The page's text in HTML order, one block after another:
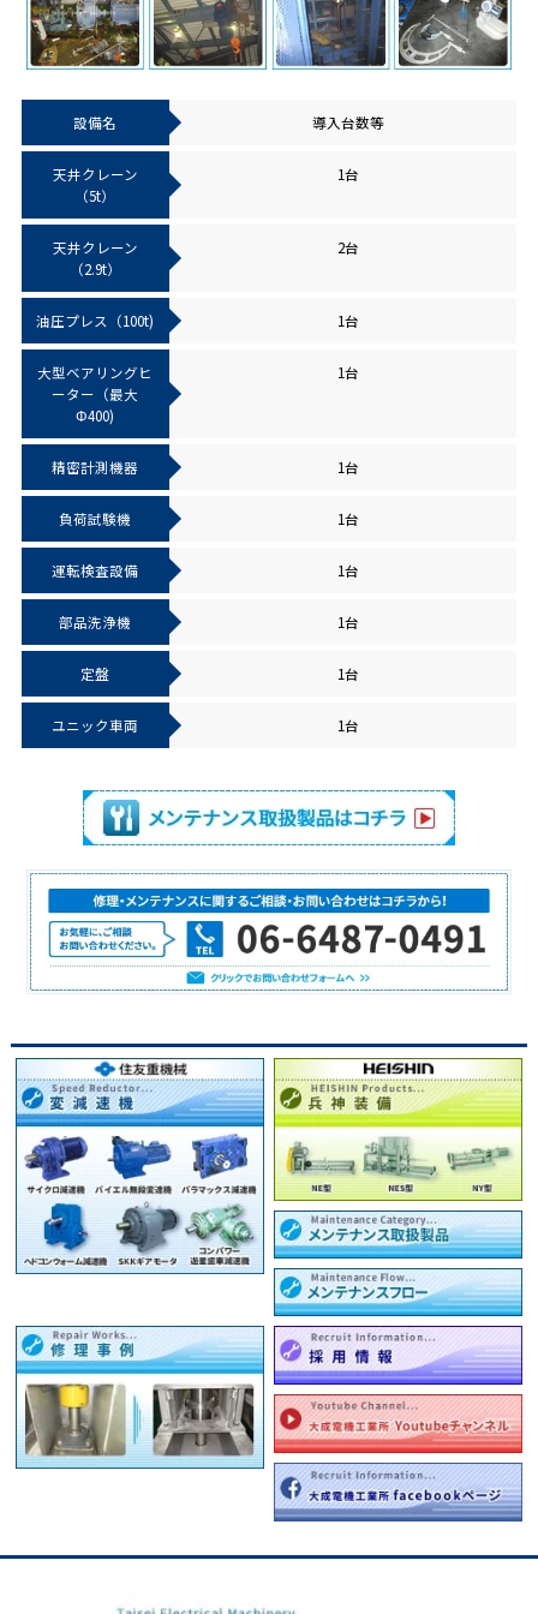
設備名 導入台数等
天井クレーン
（5t）
1台
天井クレーン
（2.9t）
2台
油圧プレス（100t) 1台
大型ベアリングヒ
ーター（最大
Φ400)
1台
精密計測機器 1台
負荷試験機 1台
運転検査設備 1台
部品洗浄機 1台
定盤 1台
ユニック車両 1台